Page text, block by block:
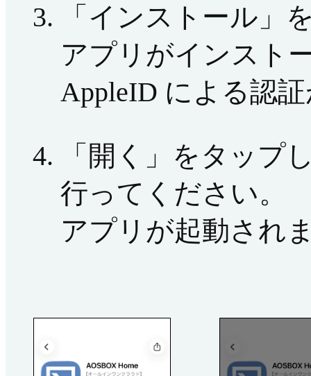
「インストール」
アプリがインスト
AppleID による認
「開く」をタップ
行ってください。
アプリが起動され